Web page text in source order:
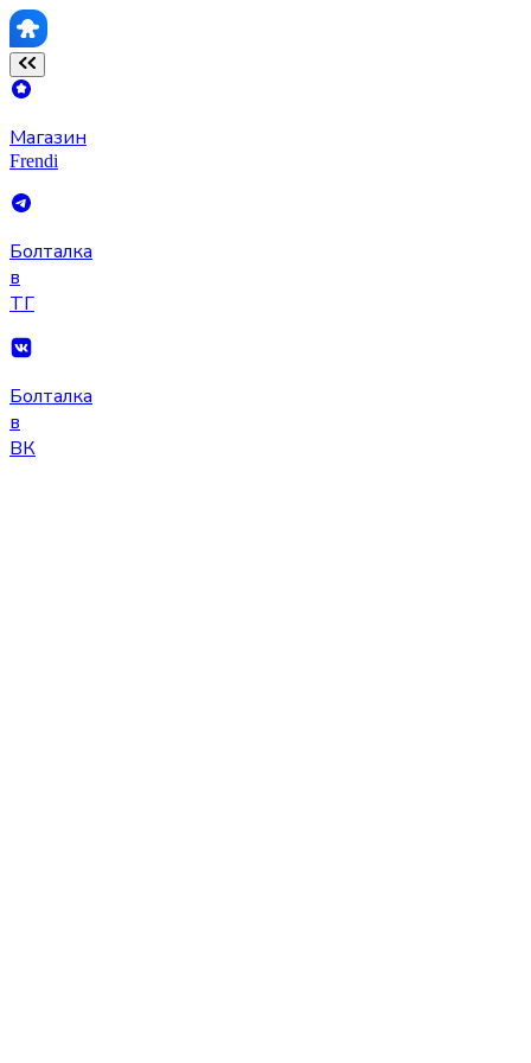
Магазин
Frendi
Болталка
в
ТГ
Болталка
в
ВК